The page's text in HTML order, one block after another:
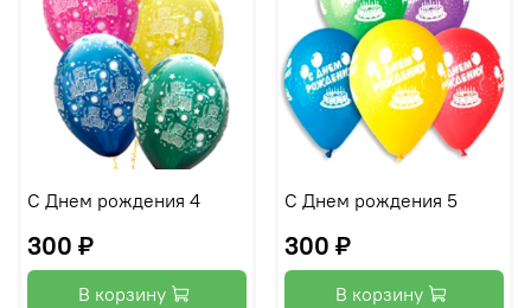
С Днем рождения 4
300 ₽
В корзину
С Днем рождения 5
300 ₽
В корзину